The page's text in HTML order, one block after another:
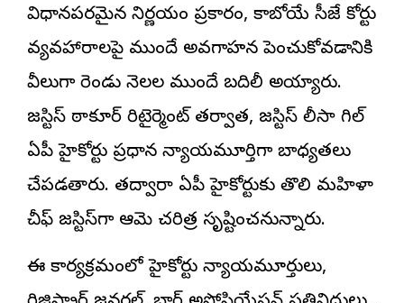
విధానపరమైన నిర్ణయం ప్రకారం, కాబోయే సీజే కోర్టు
వ్యవహారాలపై ముందే అవగాహన పెంచుకోవడానికి
వీలుగా రెండు నెలల ముందే బదిలీ అయ్యారు.
జస్టిస్ ఠాకూర్ రిటైర్మెంట్ తర్వాత, జస్టిస్ లీసా గిల్
ఏపీ హైకోర్టు ప్రధాన న్యాయమూర్తిగా బాధ్యతలు
చేపడతారు. తద్వారా ఏపీ హైకోర్టుకు తొలి మహిళా
చీఫ్ జస్టిస్‌గా ఆమె చరిత్ర సృష్టించనున్నారు.
ఈ కార్యక్రమంలో హైకోర్టు న్యాయమూర్తులు,